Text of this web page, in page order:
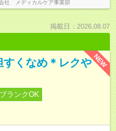
社 メディカルケア事業部
掲載日：2026.08.07
NEW
すくなめ＊レクや
ブランクOK